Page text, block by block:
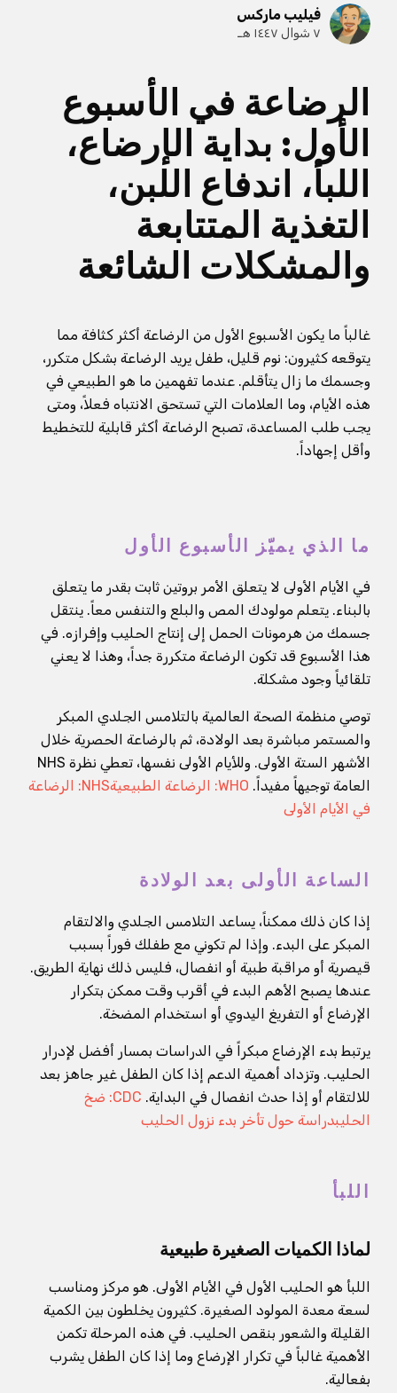
فيليب ماركس
٧ شوال ١٤٤٧ هـ
الرضاعة في الأسبوع
الأول: بداية الإرضاع،
اللبأ، اندفاع اللبن،
التغذية المتتابعة
والمشكلات الشائعة
غالباً ما يكون الأسبوع الأول من الرضاعة أكثر كثافة مما
يتوقعه كثيرون: نوم قليل، طفل يريد الرضاعة بشكل متكرر،
وجسمك ما زال يتأقلم. عندما تفهمين ما هو الطبيعي في
هذه الأيام، وما العلامات التي تستحق الانتباه فعلاً، ومتى
يجب طلب المساعدة، تصبح الرضاعة أكثر قابلية للتخطيط
وأقل إجهاداً.
ما الذي يميّز الأسبوع الأول
في الأيام الأولى لا يتعلق الأمر بروتين ثابت بقدر ما يتعلق
بالبناء. يتعلم مولودك المص والبلع والتنفس معاً. ينتقل
جسمك من هرمونات الحمل إلى إنتاج الحليب وإفرازه. في
هذا الأسبوع قد تكون الرضاعة متكررة جداً، وهذا لا يعني
تلقائياً وجود مشكلة.
توصي منظمة الصحة العالمية بالتلامس الجلدي المبكر
والمستمر مباشرة بعد الولادة، ثم بالرضاعة الحصرية خلال
الأشهر الستة الأولى. وللأيام الأولى نفسها، تعطي نظرة NHS
العامة توجيهاً مفيداً. WHO: الرضاعة الطبيعية
NHS: الرضاعة
في الأيام الأولى
الساعة الأولى بعد الولادة
إذا كان ذلك ممكناً، يساعد التلامس الجلدي والالتقام
المبكر على البدء. وإذا لم تكوني مع طفلك فوراً بسبب
قيصرية أو مراقبة طبية أو انفصال، فليس ذلك نهاية الطريق.
عندها يصبح الأهم البدء في أقرب وقت ممكن بتكرار
الإرضاع أو التفريغ اليدوي أو استخدام المضخة.
يرتبط بدء الإرضاع مبكراً في الدراسات بمسار أفضل لإدرار
الحليب. وتزداد أهمية الدعم إذا كان الطفل غير جاهز بعد
للالتقام أو إذا حدث انفصال في البداية.
CDC: ضخ
الحليبدراسة حول تأخر بدء نزول الحليب
اللبأ
لماذا الكميات الصغيرة طبيعية
اللبأ هو الحليب الأول في الأيام الأولى. هو مركز ومناسب
لسعة معدة المولود الصغيرة. كثيرون يخلطون بين الكمية
القليلة والشعور بنقص الحليب. في هذه المرحلة تكمن
الأهمية غالباً في تكرار الإرضاع وما إذا كان الطفل يشرب
بفعالية.